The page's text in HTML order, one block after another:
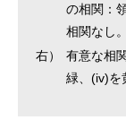
の相関：
相関なし。
右）
有意な相
緑、(iv)を